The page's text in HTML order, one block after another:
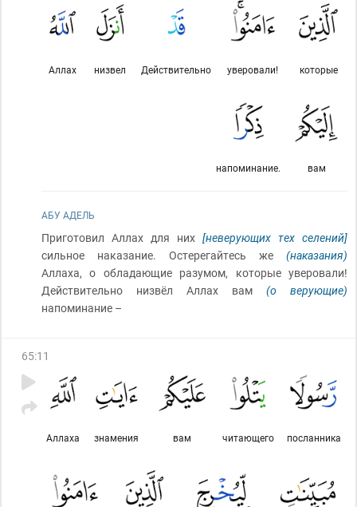
которые
уверовали!
Действительно
низвел
Аллах
вам
напоминание.
АБУ АДЕЛЬ
Приготовил Аллах для них [неверующих тех селений]
сильное наказание. Остерегайтесь же (наказания)
Аллаха, о обладающие разумом, которые уверовали!
Действительно низвёл Аллах вам (о верующие)
напоминание –
65:11
посланника
читающего
вам
знамения
Аллаха